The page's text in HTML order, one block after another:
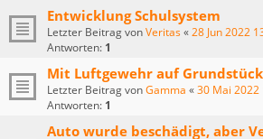
Entwicklung Schulsystem
Letzter Beitrag vonVeritas«28 Jun 2022
Antworten: 1
Mit Luftgewehr auf
Letzter Beitrag vonGamma «30 Mai 2022
Antworten: 1
Auto wurde beschädigt, aber